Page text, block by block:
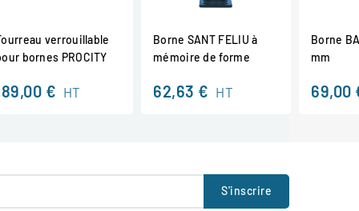
verrouillable
bornes PROCITY
€ HT
Borne SANT FELIU à
mémoire de forme
62,63 € HT
Borne
mm
69,00